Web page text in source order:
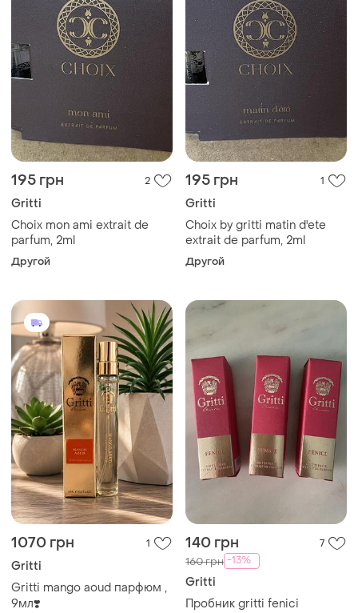
195 грн 2
Gritti
Choix mon ami extrait de
parfum, 2ml
Другой
195 грн 1
Gritti
Choix by gritti matin d'ete
extrait de parfum, 2ml
Другой
1070 грн 1
Gritti
Gritti mango aoud парфюм ,
9мл❣️
140 грн 7
160 грн -13%
Gritti
Пробник gritti fenici